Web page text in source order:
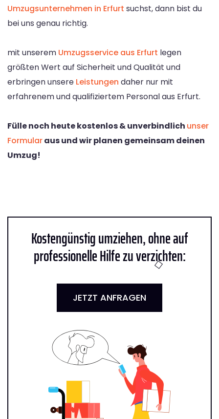
Umzugsunternehmen in Erfurt suchst, dann bist du
bei uns genau richtig.
mit unserem Umzugsservice aus Erfurt legen
größten Wert auf Sicherheit und Qualität und
erbringen unsere Leistungen daher nur mit
erfahrenem und qualifiziertem Personal aus Erfurt.
Fülle noch heute kostenlos & unverbindlich unser
Formularaus und wir planen gemeinsam deinen
Umzug!
Kostengünstig umziehen, ohne auf
professionelle Hilfe zu verzichten:
JETZT ANFRAGEN